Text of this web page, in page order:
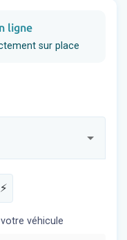
ligne
sur place
véhicule